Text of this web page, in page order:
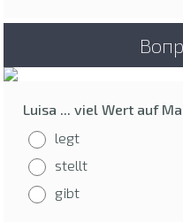
Luisa ... viel Wert auf
legt
stellt
gibt